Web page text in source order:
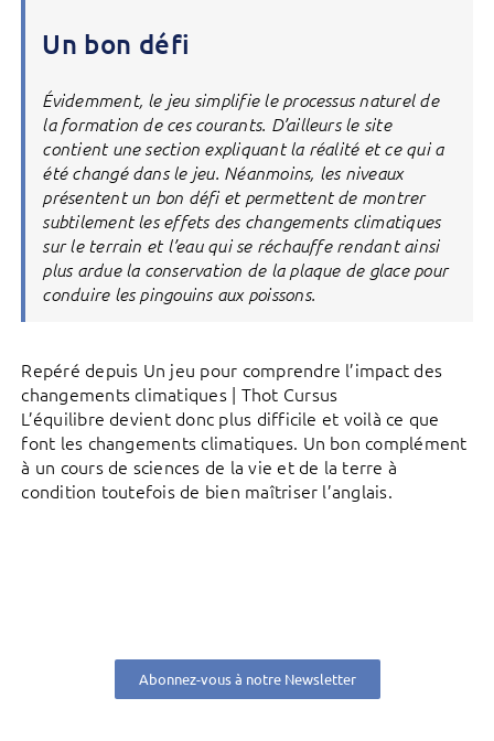
Un bon défi
Évidemment, le jeu simplifie le processus naturel de
la formation de ces courants. D’ailleurs le site
contient une section expliquant la réalité et ce qui a
été changé dans le jeu. Néanmoins, les niveaux
présentent un bon défi et permettent de montrer
subtilement les effets des changements climatiques
sur le terrain et l’eau qui se réchauffe rendant ainsi
plus ardue la conservation de la plaque de glace pour
conduire les pingouins aux poissons.
Repéré depuis Un jeu pour comprendre l’impact des
changements climatiques | Thot Cursus
L’équilibre devient donc plus difficile et voilà ce que
font les changements climatiques. Un bon complément
à un cours de sciences de la vie et de la terre à
condition toutefois de bien maîtriser l’anglais.
Abonnez-vous à notre Newsletter